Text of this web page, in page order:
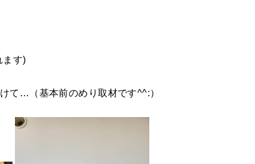
ます)
て…（基本前のめり取材です^^:）